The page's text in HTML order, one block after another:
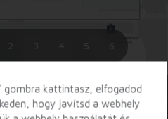
6
gombra kattintasz, elfogadod
hogy javítsd a webhely